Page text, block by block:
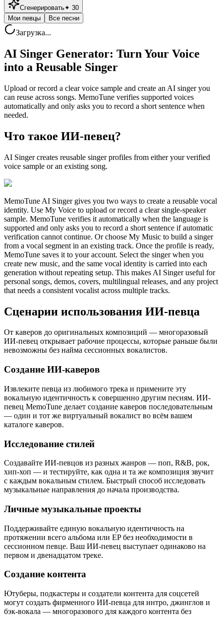
Сгенерировать✦ 30
Мои певцы
Все песни
Загрузка...
AI Singer Generator: Turn Your Voice
into a Reusable Singer
Upload or record a clear voice sample and create an AI singer you
can reuse across songs. MemoTune verifies supported voices
automatically and only asks you to record a short sentence when
needed.
Что такое ИИ-певец?
AI Singer creates reusable singer profiles from either your verified
voice sample or an existing song.
MemoTune AI Singer gives you two ways to create a reusable vocal
identity. Use My Voice to upload or record a clear single-speaker
sample. MemoTune verifies it automatically when the language is
supported and only asks you to record a short sentence if automatic
verification cannot continue. Or choose My Music to build a singer
from a vocal segment in an existing track. Once the profile is ready,
MemoTune saves it to your account. Select the singer when you
create new music, and the same vocal identity is carried into each
generation without repeating setup. This makes AI Singer useful for
personal songs, demos, covers, multilingual releases, and any project
that needs a consistent vocalist across multiple tracks.
Сценарии использования ИИ-певца
От каверов до оригинальных композиций — многоразовый
ИИ-певец открывает рабочие процессы, которые раньше были
невозможны без найма сессионных вокалистов.
Создание ИИ-каверов
Извлеките певца из любимого трека и примените эту
вокальную идентичность к совершенно другим песням. ИИ-
певец MemoTune делает создание каверов последовательным
— один и тот же виртуальный вокалист во всём вашем
каталоге каверов.
Исследование стилей
Создавайте ИИ-певцов из разных жанров — поп, R&B, рок,
хип-хоп — и тестируйте, как одна и та же композиция звучит
с каждым вокальным стилем. Быстрый способ исследовать
музыкальные направления до начала производства.
Личные музыкальные проекты
Поддерживайте единую вокальную идентичность на
протяжении всего альбома или EP без необходимости в
сессионном певце. Ваш ИИ-певец выступает одинаково на
первом и двенадцатом треке.
Создание контента
Ютуберы, подкастеры и создатели контента для соцсетей
могут создать фирменного ИИ-певца для интро, джинглов и
бэк-вокала — многоразового для каждого контента без